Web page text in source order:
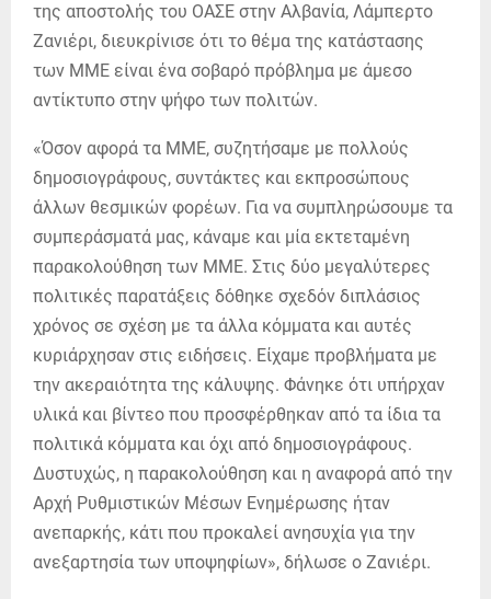
της αποστολής του ΟΑΣΕ στην Αλβανία, Λάμπερτο
Ζανιέρι, διευκρίνισε ότι το θέμα της κατάστασης
των ΜΜΕ είναι ένα σοβαρό πρόβλημα με άμεσο
αντίκτυπο στην ψήφο των πολιτών.
«Όσον αφορά τα ΜΜΕ, συζητήσαμε με πολλούς
δημοσιογράφους, συντάκτες και εκπροσώπους
άλλων θεσμικών φορέων. Για να συμπληρώσουμε τα
συμπεράσματά μας, κάναμε και μία εκτεταμένη
παρακολούθηση των ΜΜΕ. Στις δύο μεγαλύτερες
πολιτικές παρατάξεις δόθηκε σχεδόν διπλάσιος
χρόνος σε σχέση με τα άλλα κόμματα και αυτές
κυριάρχησαν στις ειδήσεις. Είχαμε προβλήματα με
την ακεραιότητα της κάλυψης. Φάνηκε ότι υπήρχαν
υλικά και βίντεο που προσφέρθηκαν από τα ίδια τα
πολιτικά κόμματα και όχι από δημοσιογράφους.
Δυστυχώς, η παρακολούθηση και η αναφορά από την
Αρχή Ρυθμιστικών Μέσων Ενημέρωσης ήταν
ανεπαρκής, κάτι που προκαλεί ανησυχία για την
ανεξαρτησία των υποψηφίων», δήλωσε ο Ζανιέρι.